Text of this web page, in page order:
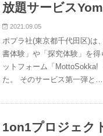
放題サービス
2021.09.05
ポプラ社(東京都千代田区)は
書体験」や「探究体験」を
ットフォーム「MottoSokka!
た。 そのサービス第一弾と…
1on1プロジェク